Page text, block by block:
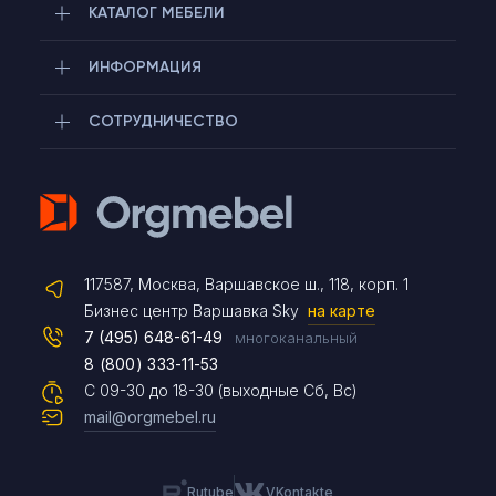
КАТАЛОГ МЕБЕЛИ
ИНФОРМАЦИЯ
СОТРУДНИЧЕСТВО
117587, Москва, Варшавское ш., 118, корп. 1
Бизнес центр Варшавка Sky на карте
С 09-30 до 18-30 (выходные Сб, Вс)
7 (495) 648-61-49 многоканальный
8 (800) 333-11-53
mail@orgmebel.ru
Rutube VKontakte
Telegram
Max
Чат на сайте